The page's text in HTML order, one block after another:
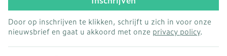
Door op inschrijven te klikken, schrijft u zich in voor onze
nieuwsbrief en gaat u akkoord met onze privacy policy.